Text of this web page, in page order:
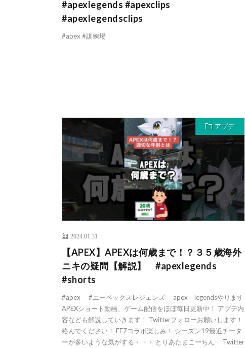
#apexlegends #apexclips
#apexlegendsclips
#apex #訓練場
アプデ
2024.01.31
【APEX】APEXは何歳まで！？３５歳海外
ニキの疑問【解説】 #apexlegends
#shorts
#apex #エーペックスレジェンズ apex legendsやります
APEXショート動画、ゲーム配信をほぼ毎日更新中！ アプデ内
容なども解説していきます！ Twitterフォローお願いします！
絡んでください！ FF7コラボ楽しみ！ シーズン19最近チータ
ーが多いような気がする・・・ とりあたまこーちん Twitter